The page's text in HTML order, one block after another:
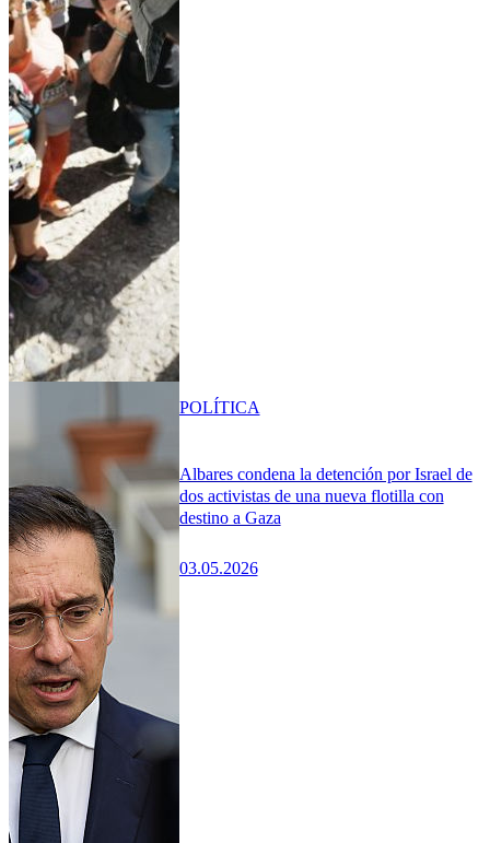
Albares condena la detención por Israel de
dos activistas de una nueva flotilla con
destino a Gaza
03.05.2026
POLÍTICA